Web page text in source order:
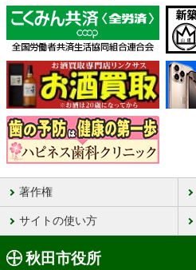
著作権
サイトの使い方
秋田市役所